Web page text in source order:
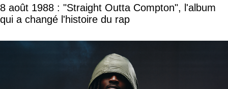
8 août 1988 : "Straight Outta Compton", l'album
qui a changé l'histoire du rap